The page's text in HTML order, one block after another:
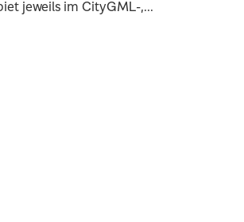
jeweils im CityGML-,...